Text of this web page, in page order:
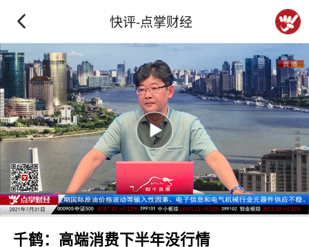
快评-点掌财经
千鹤：高端消费下半年没行情